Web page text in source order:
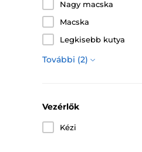
Nagy macska
Macska
Legkisebb kutya
További (2)
Vezérlők
Kézi